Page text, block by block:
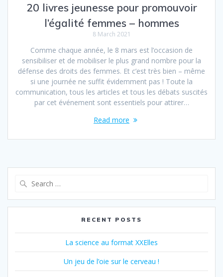
20 livres jeunesse pour promouvoir
l’égalité femmes – hommes
8 March 2021
Comme chaque année, le 8 mars est l’occasion de
sensibiliser et de mobiliser le plus grand nombre pour la
défense des droits des femmes. Et c’est très bien – même
si une journée ne suffit évidemment pas ! Toute la
communication, tous les articles et tous les débats suscités
par cet événement sont essentiels pour attirer…
Read more
RECENT POSTS
La science au format XXElles
Un jeu de l’oie sur le cerveau !